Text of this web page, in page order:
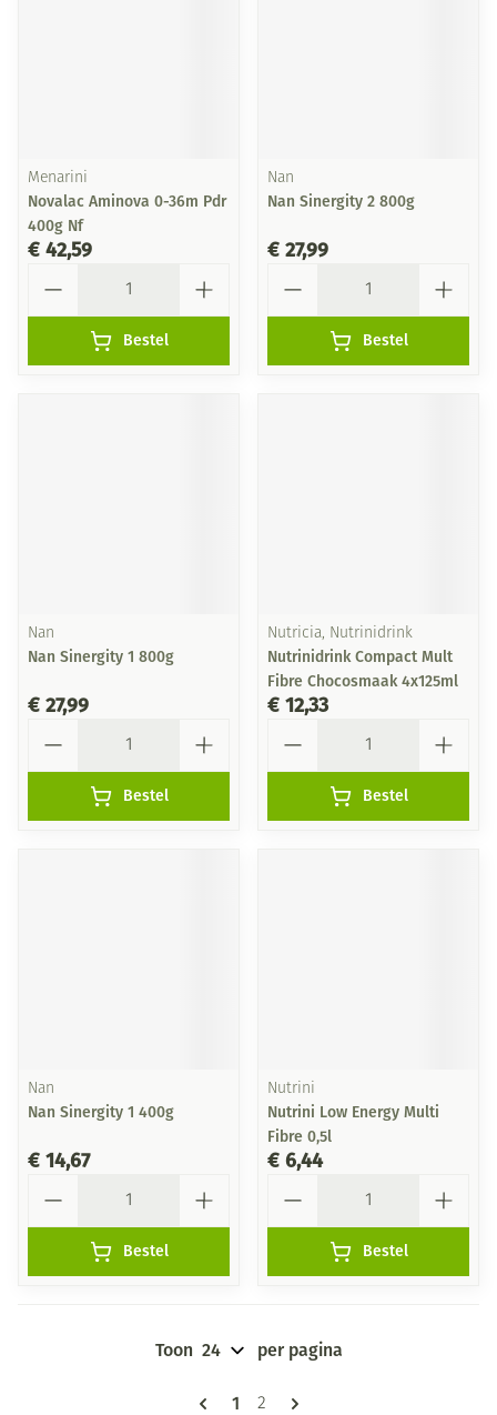
Menarini
Novalac Aminova 0-36m Pdr
400g Nf
€ 42,59
Bestel
Nan
Nan Sinergity 2 800g
€ 27,99
Bestel
Nan
Nan Sinergity 1 800g
€ 27,99
Bestel
Nutricia, Nutrinidrink
Nutrinidrink Compact Mult
Fibre Chocosmaak 4x125ml
€ 12,33
Bestel
Nan
Nan Sinergity 1 400g
€ 14,67
Bestel
Nutrini
Nutrini Low Energy Multi
Fibre 0,5l
€ 6,44
Bestel
Pagina's
U lees momenteel pagina
1 Pagina
2
Toon per pagina